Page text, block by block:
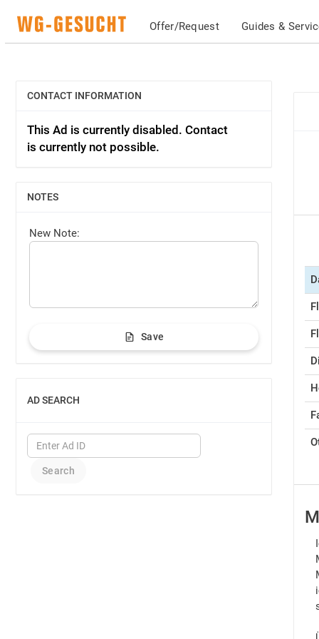
Offer/Request Guides &
CONTACT INFORMATION
SHOW
This Ad is currently disabled. Contact
is currently not possible.
NOTES
SHOW
New Note:
Save
AD SEARCH
SHOW